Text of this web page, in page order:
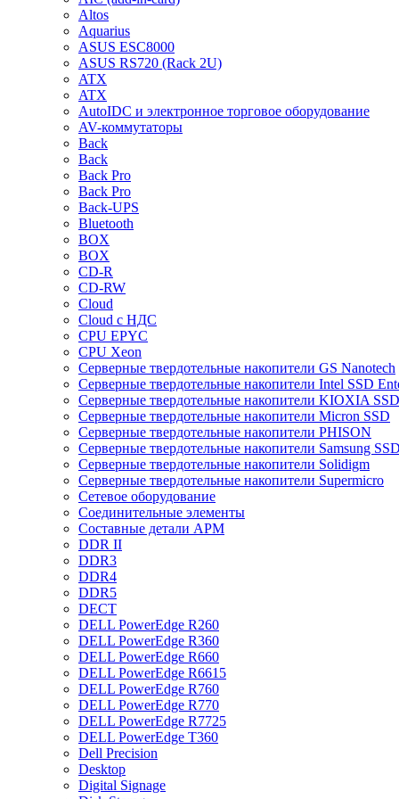
Altos
Aquarius
ASUS ESC8000
ASUS RS720 (Rack 2U)
ATX
ATX
AutoIDC и электронное торговое оборудование
AV-коммутаторы
Back
Back
Back Pro
Back Pro
Back-UPS
Bluetooth
BOX
BOX
CD-R
CD-RW
Cloud
Cloud с НДС
CPU EPYC
CPU Xeon
Cерверные твердотельные накопители GS Nanotech
Cерверные твердотельные накопители Intel SSD
Cерверные твердотельные накопители KIOXIA SSD
Cерверные твердотельные накопители Micron SSD
Cерверные твердотельные накопители PHISON
Cерверные твердотельные накопители Samsung
Cерверные твердотельные накопители Solidigm
Cерверные твердотельные накопители Supermicro
Cетевое оборудование
Cоединительные элементы
Cоставные детали АРМ
DDR II
DDR3
DDR4
DDR5
DECT
DELL PowerEdge R260
DELL PowerEdge R360
DELL PowerEdge R660
DELL PowerEdge R6615
DELL PowerEdge R760
DELL PowerEdge R770
DELL PowerEdge R7725
DELL PowerEdge T360
Dell Precision
Desktop
Digital Signage